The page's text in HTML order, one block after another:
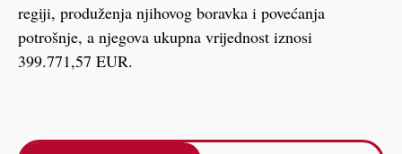
regiji, produženja njihovog boravka i povećanja
potrošnje, a njegova ukupna vrijednost iznosi
399.771,57 EUR.